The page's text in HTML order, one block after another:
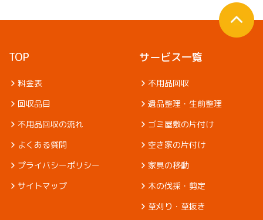
TOP
料金表
回収品目
不用品回収の流れ
よくある質問
プライバシーポリシー
サイトマップ
サービス一覧
不用品回収
遺品整理・生前整理
ゴミ屋敷の片付け
空き家の片付け
家具の移動
木の伐採・剪定
草刈り・草抜き